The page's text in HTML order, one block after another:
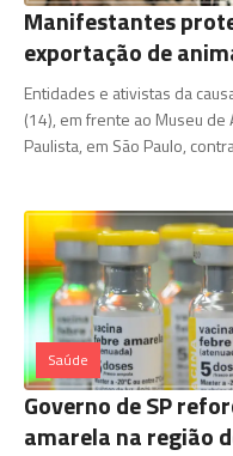
Manifestantes
exportação de
Entidades e ativistas da
(14), em frente ao Museu de
Paulista, em São Paulo,
Saúde
Governo de SP
amarela na região